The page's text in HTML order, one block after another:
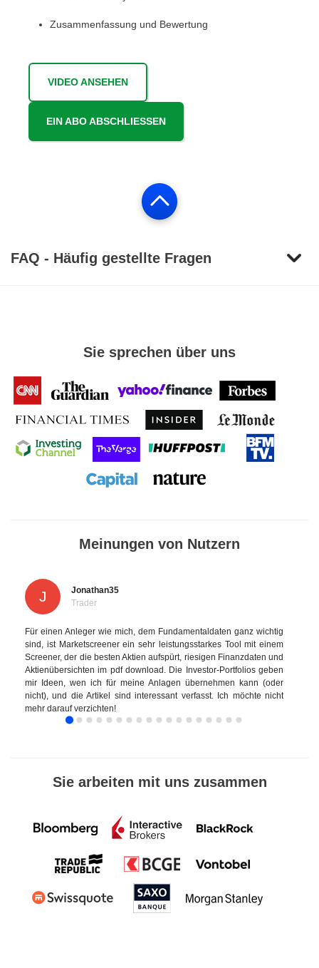
Zusammenfassung und Bewertung
VIDEO ANSEHEN
EIN ABO ABSCHLIESSEN
FAQ - Häufig gestellte Fragen
Sie sprechen über uns
Meinungen von Nutzern
J
Jonathan35
Trader
Für einen Anleger wie mich, dem Fundamentaldaten ganz wichtig
sind, ist Marketscreener ein sehr leistungsstarkes Tool mit einem
Screener, der die besten Aktien aufspürt, riesigen Finanzdaten und
Aktienübersichten im pdf download. Die Investor-Portfolios geben
mir Ideen, wen ich für meine Anlagen übernehmen kann (oder
nicht), und die Artikel sind interessant verfasst. Ich möchte nicht
mehr darauf verzichten!
Sie arbeiten mit uns zusammen